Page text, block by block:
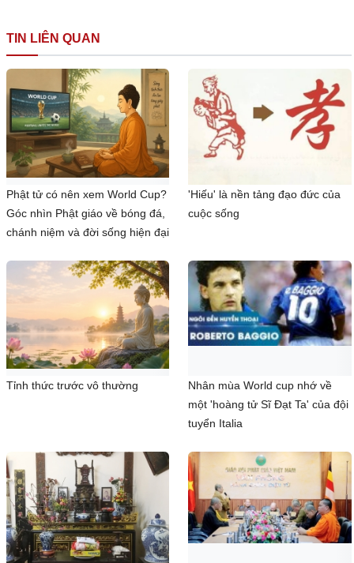
TIN LIÊN QUAN
Phật tử có nên xem World Cup?
Góc nhìn Phật giáo về bóng đá,
chánh niệm và đời sống hiện đại
'Hiếu' là nền tảng đạo đức của
cuộc sống
Tỉnh thức trước vô thường
Nhân mùa World cup nhớ về
một 'hoàng tử Sĩ Đạt Ta' của đội
tuyển Italia